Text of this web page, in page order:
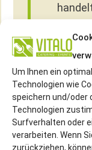
Um Ihnen ein
Technologien wie
speichern und/oder
Technologien
Surfverhalten oder
verarbeiten. Wenn
zurückziehen,
unser
Lage
Größe
dem